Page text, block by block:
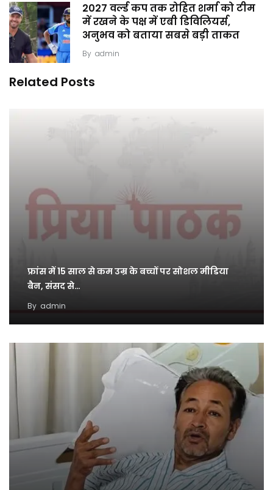
2027 वर्ल्ड कप तक रोहित शर्मा को टीम
में रखने के पक्ष में एबी डिविलियर्स,
अनुभव को बताया सबसे बड़ी ताकत
By admin
Related Posts
फ्रांस में 15 साल से कम उम्र के बच्चों पर सोशल मीडिया
बैन, संसद से…
By admin